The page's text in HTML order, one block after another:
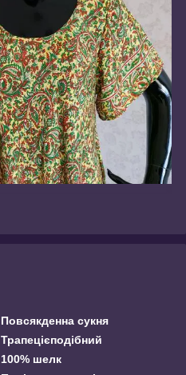
Повсякденна сукня
Трапецієподібний
100% шелк